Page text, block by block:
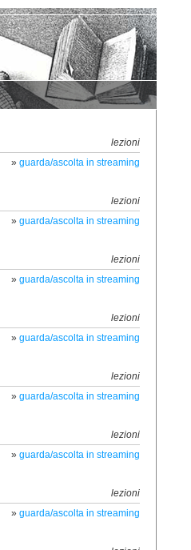
lezioni
» guarda/ascolta in streaming
lezioni
» guarda/ascolta in streaming
lezioni
» guarda/ascolta in streaming
lezioni
» guarda/ascolta in streaming
lezioni
» guarda/ascolta in streaming
lezioni
» guarda/ascolta in streaming
lezioni
» guarda/ascolta in streaming